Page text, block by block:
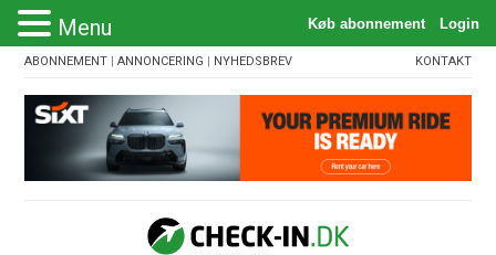
ABONNEMENT |ANNONCERING | NYHEDSBREV KONTAKT
Menu